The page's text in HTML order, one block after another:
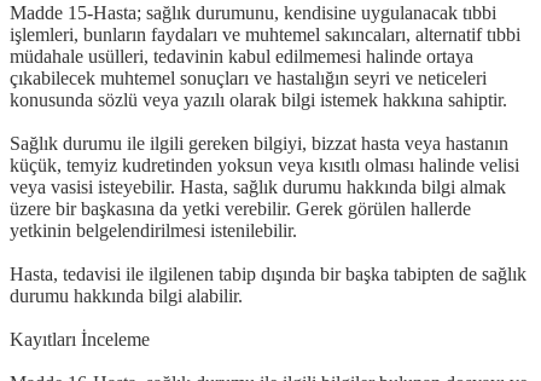
Madde 15-Hasta; sağlık durumunu, kendisine uygulanacak tıbbi
işlemleri, bunların faydaları ve muhtemel sakıncaları, alternatif tıbbi
müdahale usülleri, tedavinin kabul edilmemesi halinde ortaya
çıkabilecek muhtemel sonuçları ve hastalığın seyri ve neticeleri
konusunda sözlü veya yazılı olarak bilgi istemek hakkına sahiptir.
Sağlık durumu ile ilgili gereken bilgiyi, bizzat hasta veya hastanın
küçük, temyiz kudretinden yoksun veya kısıtlı olması halinde velisi
veya vasisi isteyebilir. Hasta, sağlık durumu hakkında bilgi almak
üzere bir başkasına da yetki verebilir. Gerek görülen hallerde
yetkinin belgelendirilmesi istenilebilir.
Hasta, tedavisi ile ilgilenen tabip dışında bir başka tabipten de sağlık
durumu hakkında bilgi alabilir.
Kayıtları İnceleme